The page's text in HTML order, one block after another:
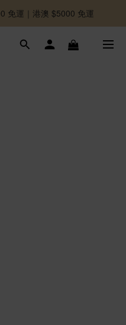
好友獲取優惠券
免運｜港澳 $5000 免運
好友獲取優惠券